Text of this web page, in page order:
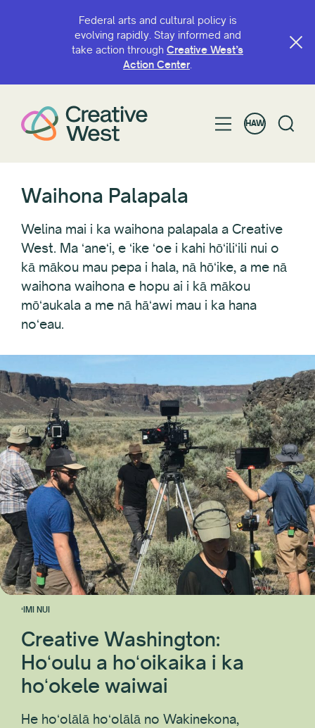
Federal arts and cultural policy is
evolving rapidly. Stay informed and
take action through Creative West’s
Action Center.
HAW
Waihona Palapala
Welina mai i ka waihona palapala a Creative
West. Ma ʻaneʻi, e ʻike ʻoe i kahi hōʻiliʻili nui o
kā mākou mau pepa i hala, nā hōʻike, a me nā
waihona waihona e hopu ai i kā mākou
mōʻaukala a me nā hāʻawi mau i ka hana
noʻeau.
ʻIMI NUI
Creative Washington:
Hoʻoulu a hoʻoikaika i ka
hoʻokele waiwai
He hoʻolālā hoʻolālā no Wakinekona,
HULI MA KA INOA A I ʻOLE HUAʻŌLELO
KĀNANA E
Māhele
Hoʻolaha noʻeau
Nā Hōʻike Piliwaiwai
ʻImi Nui
ʻImi Kumu
ʻAno waihona
Kakau
Makahiki i Paiia
Hoʻoponopono i nā mea a pau